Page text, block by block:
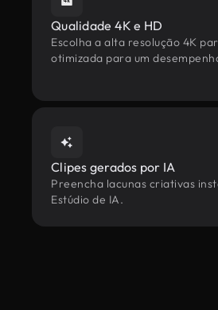
Qualidade 4K e HD
Escolha a alta resolução 4K
otimizada para um
Clipes gerados por IA
Preencha lacunas criativas
Estúdio de IA.